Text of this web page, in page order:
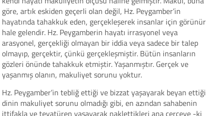
göre, artık eskiden geçerli olan değil, Hz. Peygamber’in
hayatında tahakkuk eden, gerçekleşerek insanlar için görünür
hale gelendir. Hz. Peygamberin hayatı irrasyonel veya
arasyonel, gerçekliği olmayan bir iddia veya sadece bir talep
olmayıp, gerçektir, çünkü gerçekleşmiştir. Bütün insanların
gözleri önünde tahakkuk etmiştir. Yaşanmıştır. Gerçek ve
yaşanmış olanın, makuliyet sorunu yoktur.
Hz. Peygamber’in tebliğ ettiği ve bizzat yaşayarak beyan ettiği
dinin makuliyet sorunu olmadığı gibi, en azından sahabenin
ittifakla ve tevatüren yaşayarak naklettikleri ana çerçeve -ki